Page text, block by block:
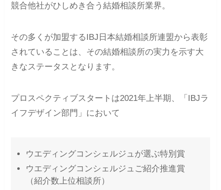
競合他社がひしめき合う結婚相談所業界。
その多くが加盟するIBJ日本結婚相談所連盟から表彰
されていることは、その結婚相談所の実力を示す大
きなステータスとなります。
プロスペクティブスタートは2021年上半期、「IBJラ
イフデザイン部門」において
ウエディングコンシェルジュが選ぶ特別賞
ウエディングコンシェルジュご紹介推進賞
（紹介数上位相談所）